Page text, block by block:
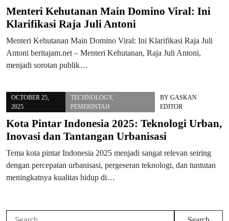
Menteri Kehutanan Main Domino Viral: Ini
Klarifikasi Raja Juli Antoni
Menteri Kehutanan Main Domino Viral: Ini Klarifikasi Raja Juli
Antoni beritajam.net – Menteri Kehutanan, Raja Juli Antoni,
menjadi sorotan publik…
OCTOBER 25,
2025
TECHNOLOGY,
PEMERINTAH
BYGASKAN
EDITOR
Kota Pintar Indonesia 2025: Teknologi Urban,
Inovasi dan Tantangan Urbanisasi
Tema kota pintar Indonesia 2025 menjadi sangat relevan seiring
dengan percepatan urbanisasi, pergeseran teknologi, dan tuntutan
meningkatnya kualitas hidup di…
Search